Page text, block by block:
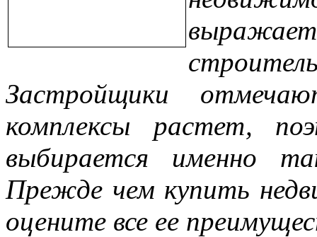
Застройщики
комплексы растет,
выбирается именно
Прежде чем купить
оцените все ее